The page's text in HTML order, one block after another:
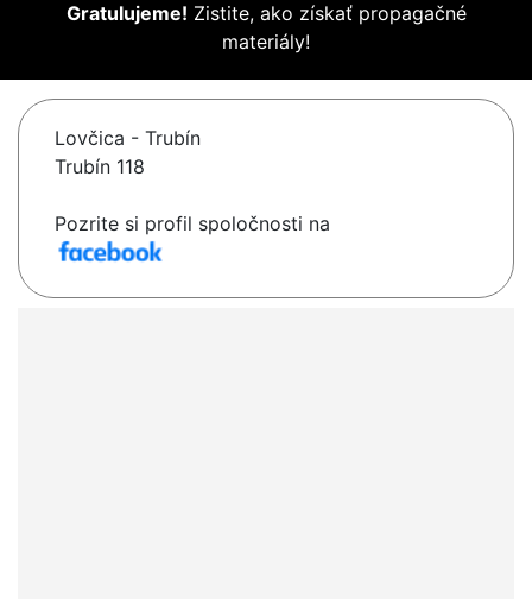
Gratulujeme! Zistite, ako získať propagačné
materiály!
Lovčica - Trubín
Trubín 118
Pozrite si profil spoločnosti na